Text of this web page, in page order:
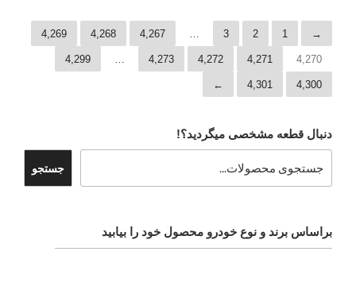
→
1
2
3
4,267
4,268
4,269
4,270
4,271
4,272
4,273
4,299
4,300
4,301
←
دنبال قطعه مشخصی میگردید؟!
جستجو
براساس برند و نوع خودرو محصول خود را بیابید